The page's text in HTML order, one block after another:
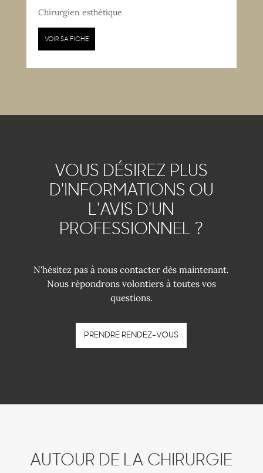
Chirurgien esthétique
VOIR SA FICHE
VOUS DÉSIREZ PLUS
D'INFORMATIONS OU
L'AVIS D'UN
PROFESSIONNEL ?
N'hésitez pas à nous contacter dès maintenant.
Nous répondrons volontiers à toutes vos
questions.
PRENDRE RENDEZ-VOUS
AUTOUR DE LA CHIRURGIE